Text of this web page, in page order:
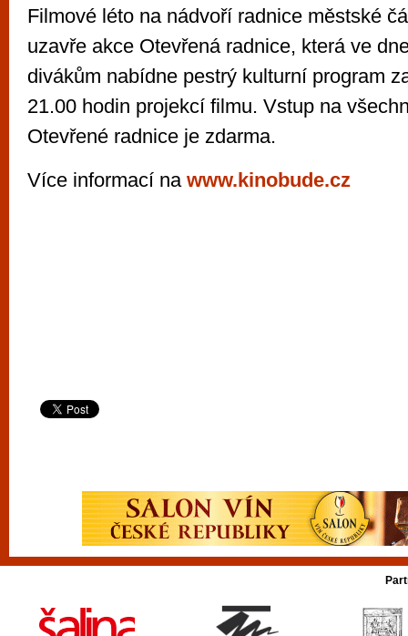
Filmové léto na nádvoří radnice městské
uzavře akce Otevřená radnice, která ve
divákům nabídne pestrý kulturní program
21.00 hodin projekcí filmu. Vstup na
Otevřené radnice je zdarma.
Více informací na www.kinobude.cz